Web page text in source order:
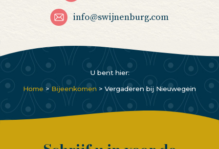
info@swijnenburg.com
U bent hier:
Home > Bijeenkomen > Vergaderen bij Nieuwegein